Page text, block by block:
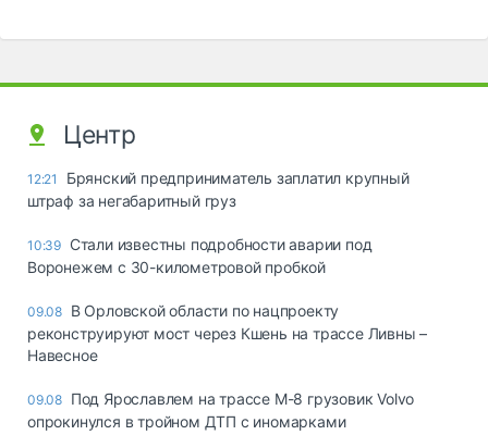
Центр
12:21
Брянский предприниматель заплатил крупный
штраф за негабаритный груз
10:39 Стали известны подробности аварии под
Воронежем с 30-километровой пробкой
09.08 В Орловской области по нацпроекту
реконструируют мост через Кшень на трассе Ливны –
Навесное
09.08 Под Ярославлем на трассе М-8 грузовик Volvo
опрокинулся в тройном ДТП с иномарками